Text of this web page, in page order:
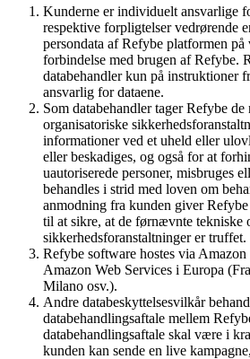
Kunderne er individuelt ansvarlige
respektive forpligtelser vedrørende
persondata af Refybe platformen på
forbindelse med brugen af Refybe.
databehandler kun på instruktioner
ansvarlig for dataene.
Som databehandler tager Refybe
organisatoriske
informationer ved et uheld eller
eller beskadiges, og også for at
uautoriserede personer, misbruges
behandles i strid med loven om
anmodning fra kunden giver
til at sikre, at de førnævnte tekniske
sikkerhedsforanstaltninger er truffet.
Refybe software hostes via
Amazon Web Services i Europa
Milano osv.).
Andre databeskyttelsesvilkår
databehandlingsaftale mellem
databehandlingsaftale skal være i
kunden kan sende en live